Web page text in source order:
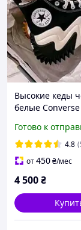
Высокие кеды
белые
36-41
Готово к
4.8
от450₴/мес
4 500₴